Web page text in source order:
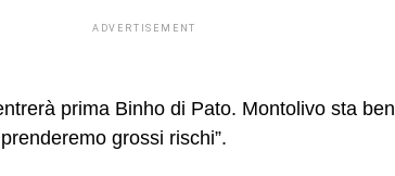
ADVERTISEMENT
prima Binho di Pato. Montolivo sta
grossi rischi”.